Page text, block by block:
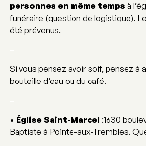
personnes en même temps à
funéraire (question de logistique).
été prévenus.
Si vous pensez avoir soif, pensez à
bouteille d’eau ou du café.
• Église Saint-Marcel :1630
Baptiste à Pointe-aux-Trembles.